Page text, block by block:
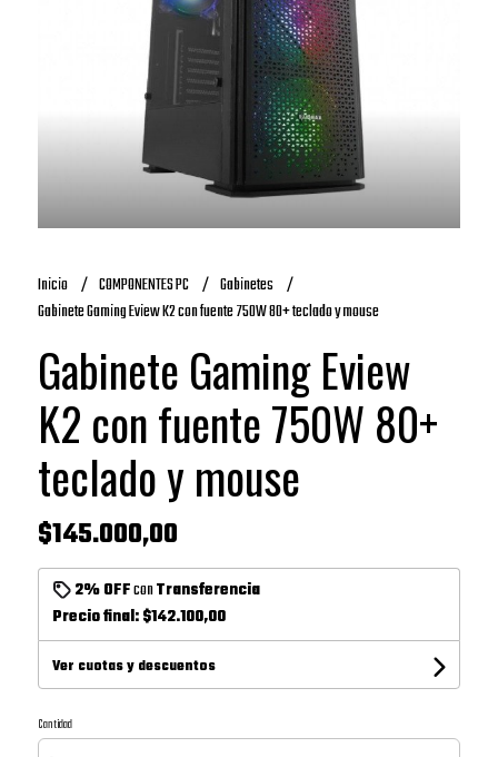
Inicio COMPONENTES PC
Gabinetes
Gabinete Gaming Eview K2 con fuente 750W 80+ teclado y mouse
Gabinete Gaming Eview
K2 con fuente 750W 80+
teclado y mouse
$145.000,00
2% OFFconTransferencia
Precio final:$142.100,00
Ver cuotas y descuentos
Cantidad